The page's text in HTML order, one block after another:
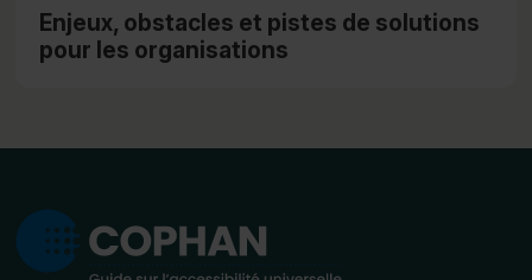
Enjeux, obstacles et pistes de solutions
pour les organisations